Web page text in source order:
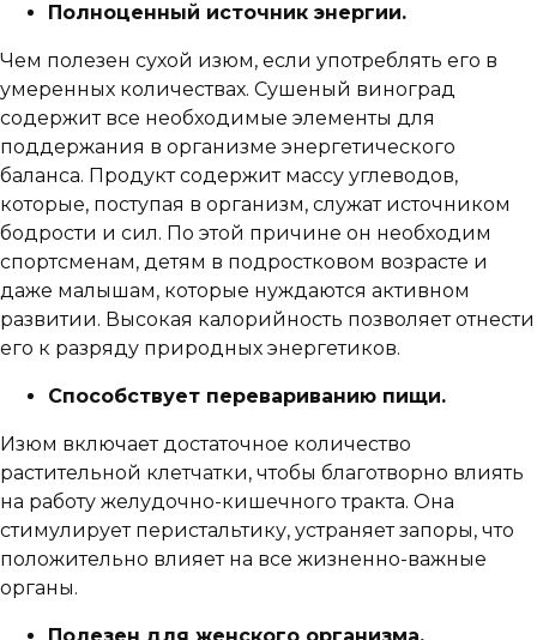
Полноценный источник энергии.
Чем полезен сухой изюм, если употреблять его в
умеренных количествах. Сушеный виноград
содержит все необходимые элементы для
поддержания в организме энергетического
баланса. Продукт содержит массу углеводов,
которые, поступая в организм, служат источником
бодрости и сил. По этой причине он необходим
спортсменам, детям в подростковом возрасте и
даже малышам, которые нуждаются активном
развитии. Высокая калорийность позволяет отнести
его к разряду природных энергетиков.
Способствует перевариванию пищи.
Изюм включает достаточное количество
растительной клетчатки, чтобы благотворно влиять
на работу желудочно-кишечного тракта. Она
стимулирует перистальтику, устраняет запоры, что
положительно влияет на все жизненно-важные
органы.